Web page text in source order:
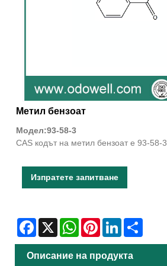
Метил бензоат
Модел:93-58-3
CAS кодът на метил бензоат е 93-58-3.
Изпратете запитване
Facebook
X WhatsAppPinterestLinkedIn
Описание на продукта